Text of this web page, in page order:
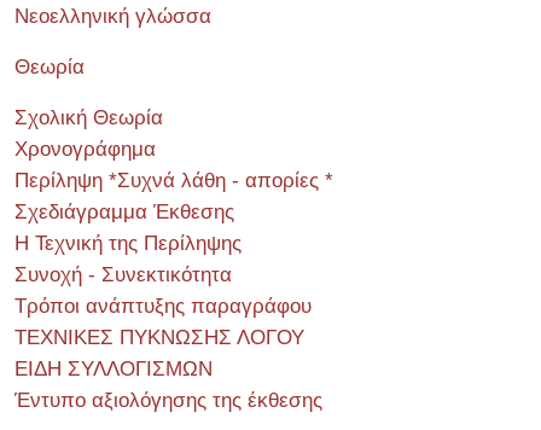
Νεοελληνική γλώσσα
Θεωρία
Σχολική Θεωρία
Χρονογράφημα
Περίληψη *Συχνά λάθη - απορίες *
Σχεδιάγραμμα Έκθεσης
Η Τεχνική της Περίληψης
Συνοχή - Συνεκτικότητα
Τρόποι ανάπτυξης παραγράφου
ΤΕΧΝΙΚΕΣ ΠΥΚΝΩΣΗΣ ΛΟΓΟΥ
ΕΙΔΗ ΣΥΛΛΟΓΙΣΜΩΝ
Έντυπο αξιολόγησης της έκθεσης